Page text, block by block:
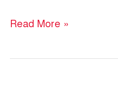
Read More »